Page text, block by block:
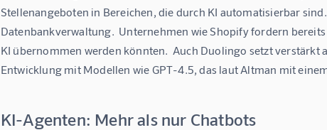
Stellenangeboten in Bereichen, die durch KI automatisierbar
Datenbankverwaltung.  Unternehmen wie Shopify fordern
KI übernommen werden könnten.  Auch Duolingo setzt verstärkt
Entwicklung mit Modellen wie GPT-4.5, das laut Altman mit
KI-Agenten: Mehr als nur Chatbots